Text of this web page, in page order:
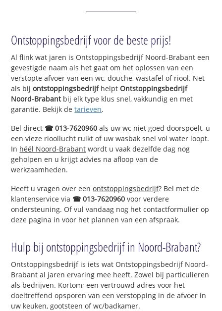
Ontstoppingsbedrijf voor de beste prijs!
Al flink wat jaren is Ontstoppingsbedrijf Noord-Brabant een
gevestigde naam als het gaat om het oplossen van een
verstopte afvoer van een wc, douche, wastafel of riool. Net
als bijontstoppingsbedrijfhelptOntstoppingsbedrijf
Noord-Brabantbij elk type klus snel, vakkundig en met
garantie. Bekijk detarieven.
Bel direct ☎ 013-7620960 als uw wc niet goed doorspoelt, u
een vieze rioollucht ruikt of uw wasbak snel vol water loopt.
In héél Noord-Brabant wordt u vaak dezelfde dag nog
geholpen en u krijgt advies na afloop van de
werkzaamheden.
Heeft u vragen over eenontstoppingsbedrijf? Bel met de
klantenservice via ☎ 013-7620960 voor verdere
ondersteuning. Of vul vandaag nog het contactformulier op
deze pagina in voor het plannen van een afspraak.
Hulp bij ontstoppingsbedrijf in Noord-Brabant?
Ontstoppingsbedrijf is iets wat Ontstoppingsbedrijf Noord-
Brabant al jaren ervaring mee heeft. Zowel bij particulieren
als bedrijven. Kortom; een vertrouwd adres voor het
doeltreffend opsporen van een verstopping in de afvoer in
uw keuken, gootsteen of wc/badkamer.